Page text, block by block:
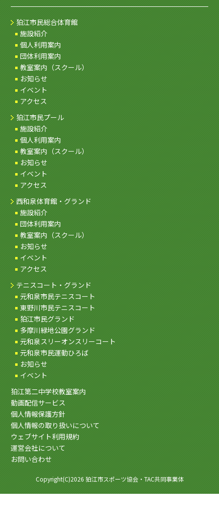
狛江市民総合体育館
施設紹介
個人利用案内
団体利用案内
教室案内（スクール）
お知らせ
イベント
アクセス
狛江市民プール
施設紹介
個人利用案内
教室案内（スクール）
お知らせ
イベント
アクセス
西和泉体育館・グランド
施設紹介
団体利用案内
教室案内（スクール）
お知らせ
イベント
アクセス
テニスコート・グランド
元和泉市民テニスコート
東野川市民テニスコート
狛江市民グランド
多摩川緑地公園グランド
元和泉スリーオンスリーコート
元和泉市民運動ひろば
お知らせ
イベント
狛江第二中学校教室案内
動画配信サービス
個人情報保護方針
個人情報の取り扱いについて
ウェブサイト利用規約
運営会社について
お問い合わせ
Copyright(C)2026 狛江市スポーツ協会・TAC共同事業体